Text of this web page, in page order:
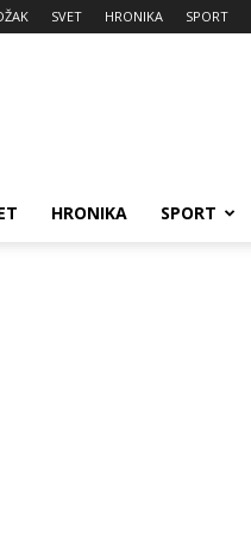
SVET HRONIKA SPORT
HRONIKA SPORT